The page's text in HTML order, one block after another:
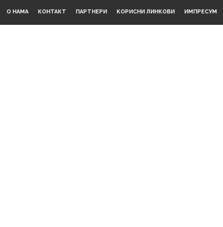
О НАМА КОНТАКТ ПАРТНЕРИ КОРИСНИ ЛИНКОВИ ИМПРЕСУМ